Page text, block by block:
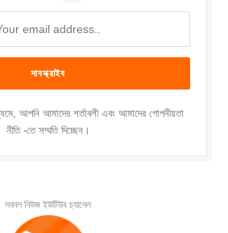
আপনি আমাদের শর্তাবলী এবং আমাদের গোপনীয়তা
নীতি -তে সম্মতি দিচ্ছেন।
সকাল নিউজ ইউটিউব চ্যানেল